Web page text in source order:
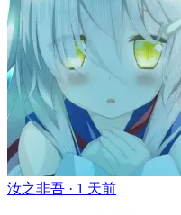
汝之非吾 · 1 天前